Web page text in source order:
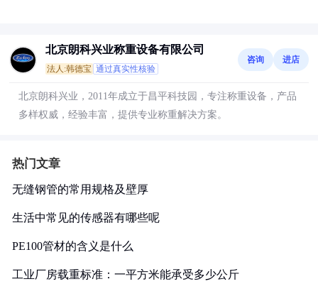
北京朗科兴业称重设备有限公司
法人:韩德宝 通过真实性核验
咨询 进店
北京朗科兴业，2011年成立于昌平科技园，专注称重设备，产品
多样权威，经验丰富，提供专业称重解决方案。
热门文章
无缝钢管的常用规格及壁厚
生活中常见的传感器有哪些呢
PE100管材的含义是什么
工业厂房载重标准：一平方米能承受多少公斤